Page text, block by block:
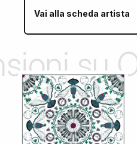
Vai alla scheda artista
su